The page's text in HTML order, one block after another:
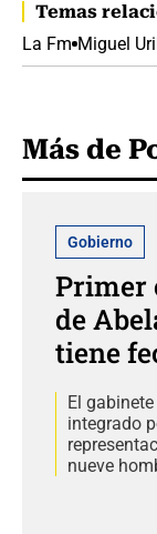
Temas
La Fm Miguel
Más de
Gobierno
Primer
de
tiene
El
integrado
nueve